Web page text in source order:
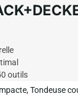
outils
,Tondeuse